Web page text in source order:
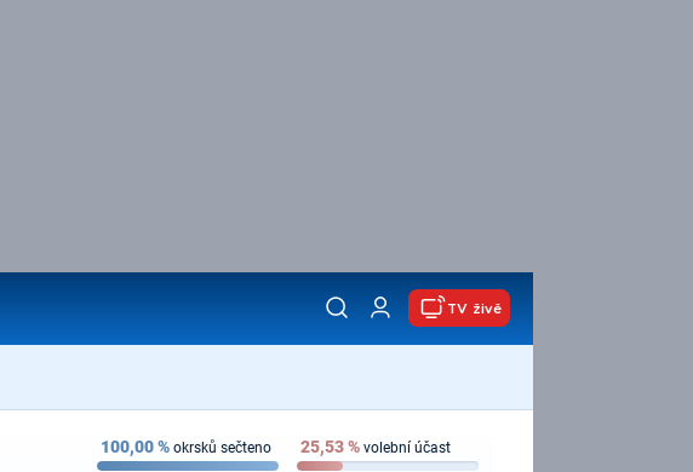
TV živě
100,00% okrsků sečteno 25,53% volební účast